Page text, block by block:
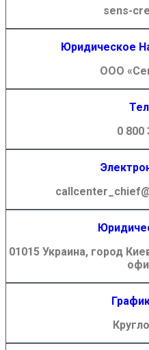
sens-
Юридическое
ООО
0 800
01015 Украина, город